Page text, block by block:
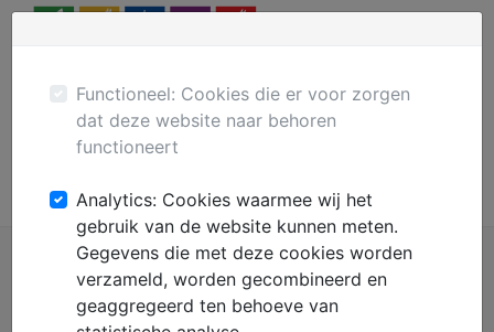
Plaats gratis advertentie
Mechanisatie